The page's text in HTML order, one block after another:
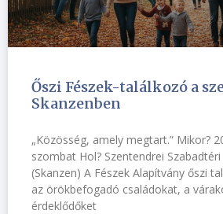
Őszi Fészek-találkozó a
Skanzenben
„Közösség, amely megtart.” Mikor?
szombat Hol? Szentendrei
(Skanzen) A Fészek Alapítvány őszi
az örökbefogadó családokat, a
érdeklődőket